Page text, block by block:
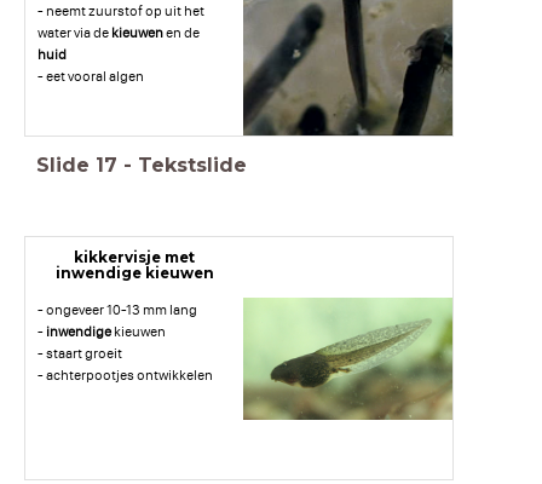
- neemt zuurstof op uit het
water via de kieuwenen de
huid
- eet vooral algen
Slide 17 - Tekstslide
kikkervisje met
inwendige kieuwen
- ongeveer 10-13 mm lang
- inwendigekieuwen
- staart groeit
- achterpootjes ontwikkelen